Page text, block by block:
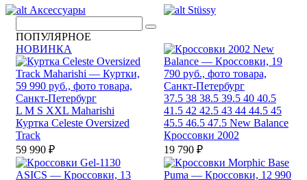
Аксессуары
Stüssy
ПОПУЛЯРНОЕ
НОВИНКА
L M S XXL Maharishi
Куртка Celeste Oversized
Track
59 990 ₽
37.5 38 38.5 39.5 40 40.5
41.5 42 42.5 43 44 44.5 45
45.5 46.5 47.5 New Balance
Кроссовки 2002
19 790 ₽